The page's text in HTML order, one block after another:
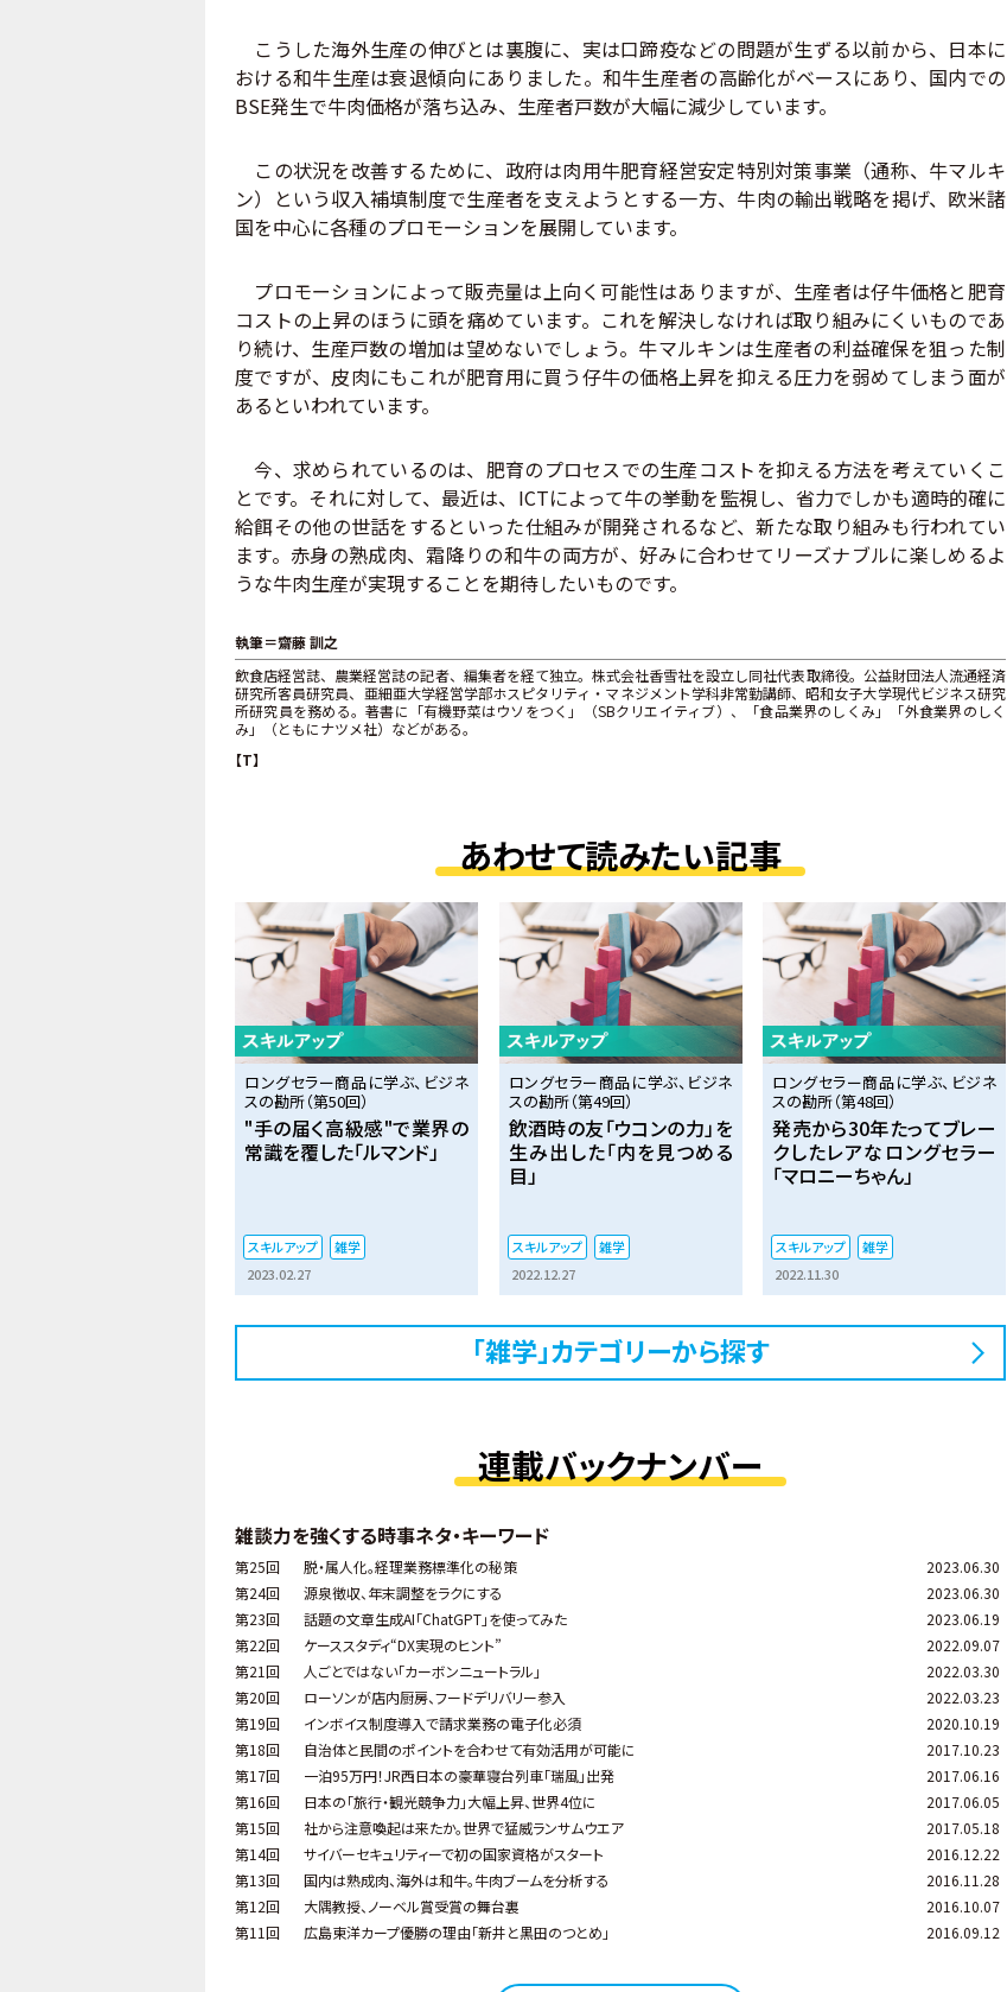
こうした海外生産の伸びとは裏腹に、実は口蹄疫などの問題が生ずる以前から、日本に
おける和牛生産は衰退傾向にありました。和牛生産者の高齢化がベースにあり、国内での
BSE発生で牛肉価格が落ち込み、生産者戸数が大幅に減少しています。
この状況を改善するために、政府は肉用牛肥育経営安定特別対策事業（通称、牛マルキ
ン）という収入補填制度で生産者を支えようとする一方、牛肉の輸出戦略を掲げ、欧米諸
国を中心に各種のプロモーションを展開しています。
プロモーションによって販売量は上向く可能性はありますが、生産者は仔牛価格と肥育
コストの上昇のほうに頭を痛めています。これを解決しなければ取り組みにくいものであ
り続け、生産戸数の増加は望めないでしょう。牛マルキンは生産者の利益確保を狙った制
度ですが、皮肉にもこれが肥育用に買う仔牛の価格上昇を抑える圧力を弱めてしまう面が
あるといわれています。
今、求められているのは、肥育のプロセスでの生産コストを抑える方法を考えていくこ
とです。それに対して、最近は、ICTによって牛の挙動を監視し、省力でしかも適時的確に
給餌その他の世話をするといった仕組みが開発されるなど、新たな取り組みも行われてい
ます。赤身の熟成肉、霜降りの和牛の両方が、好みに合わせてリーズナブルに楽しめるよ
うな牛肉生産が実現することを期待したいものです。
執筆＝齋藤 訓之
飲食店経営誌、農業経営誌の記者、編集者を経て独立。株式会社香雪社を設立し同社代表取締役。公益財団法人流通経済
研究所客員研究員、亜細亜大学経営学部ホスピタリティ・マネジメント学科非常勤講師、昭和女子大学現代ビジネス研究
所研究員を務める。著書に「有機野菜はウソをつく」（SBクリエイティブ）、「食品業界のしくみ」「外食業界のしく
み」（ともにナツメ社）などがある。
【T】
あわせて読みたい記事
ロングセラー商品に学ぶ、ビジネ
スの勘所（第50回）
"手の届く高級感"で業界の
常識を覆した「ルマンド」
スキルアップ
雑学
2023.02.27
ロングセラー商品に学ぶ、ビジネ
スの勘所（第49回）
飲酒時の友「ウコンの力」を
生み出した「内を見つめる
目」
スキルアップ
雑学
2022.12.27
ロングセラー商品に学ぶ、ビジネ
スの勘所（第48回）
発売から30年たってブレー
クしたレアなロングセラー
「マロニーちゃん」
スキルアップ
雑学
2022.11.30
「雑学」カテゴリーから探す
連載バックナンバー
雑談力を強くする時事ネタ・キーワード
第25回 脱・属人化。経理業務標準化の秘策
2023.06.30
第24回
源泉徴収、年末調整をラクにする
2023.06.30
第23回
話題の文章生成AI「ChatGPT」を使ってみた
2023.06.19
第22回
ケーススタディ“DX実現のヒント”
2022.09.07
第21回
人ごとではない「カーボンニュートラル」
2022.03.30
第20回
ローソンが店内厨房、フードデリバリー参入
2022.03.23
第19回
インボイス制度導入で請求業務の電子化必須
2020.10.19
第18回
自治体と民間のポイントを合わせて有効活用が可能に
2017.10.23
第17回
一泊95万円！JR西日本の豪華寝台列車「瑞風」出発
2017.06.16
第16回
日本の「旅行・観光競争力」大幅上昇、世界4位に
2017.06.05
第15回
社から注意喚起は来たか。世界で猛威ランサムウエア
2017.05.18
第14回
サイバーセキュリティーで初の国家資格がスタート
2016.12.22
第13回
国内は熟成肉、海外は和牛。牛肉ブームを分析する
2016.11.28
第12回
大隅教授、ノーベル賞受賞の舞台裏
2016.10.07
第11回
広島東洋カープ優勝の理由「新井と黒田のつとめ」 2016.09.12